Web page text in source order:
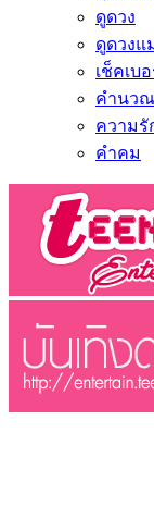
ดูดวง
ดูดวงแ
เช็คเบ
คำนวณ
ความรั
คำคม